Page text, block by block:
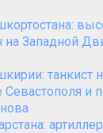
Западной
танкист
Севастополя и